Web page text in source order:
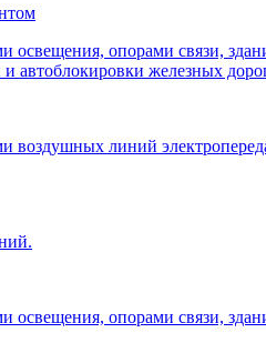
освещения, опорами связи,
автоблокировки железных
воздушных линий
освещения, опорами связи,